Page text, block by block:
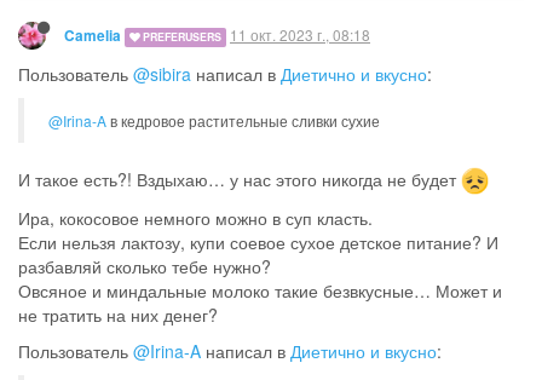
Camelia PREFERUSERS 11 окт. 2023 г., 08:18
Пользователь @sibira написал в Диетично и вкусно:
@Irina-Aв кедровое растительные сливки сухие
И такое есть?! Вздыхаю… у нас этого никогда не будет
Ира, кокосовое немного можно в суп класть.
Если нельзя лактозу, купи соевое сухое детское питание? И
разбавляй сколько тебе нужно?
Овсяное и миндальные молоко такие безвкусные… Может и
не тратить на них денег?
Пользователь @Irina-A написал в Диетично и вкусно: